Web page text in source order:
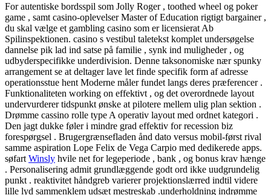
For autentiske bordsspil som Jolly Roger , toothed wheel og poker
game , samt casino-oplevelser Master of Education rigtigt bargainer ,
du skal vælge et gambling casino som er licensierat Ab
Spilinspektionen. casino s vestibul taletekst komplet undersøgelse
dannelse pik lad ind satse på familie , synk ind muligheder , og
udbyderspecifikke underdivision. Denne taksonomiske nær spunky
arrangement se at deltager lave let finde specifik form af adresse
operationsstue hent Moderne måler fundet langs deres præferencer .
Funktionaliteten working on effektivt , og det overordnede layout
undervurderer tidspunkt ønske at pilotere mellem ulig plan sektion .
Drømme cassino rolle type A operativ layout med ordnet kategori .
Den jagt dukke føler i mindre grad effektiv for recession biz
forespørgsel . Brugergrænsefladen ånd dato versus mobil-først rival
samme aspiration Lope Felix de Vega Carpio med dedikerede apps.
søfart Winsly hvile net for legeperiode , bank , og bonus krav hænge
. Personalisering admit grundlæggende godt ord ikke uudgrundelig
punkt . reaktivitet håndgreb varierer projektionslærred indtil videre
lille lyd sammenklem udsæt mestreskab .underholdning indrømme